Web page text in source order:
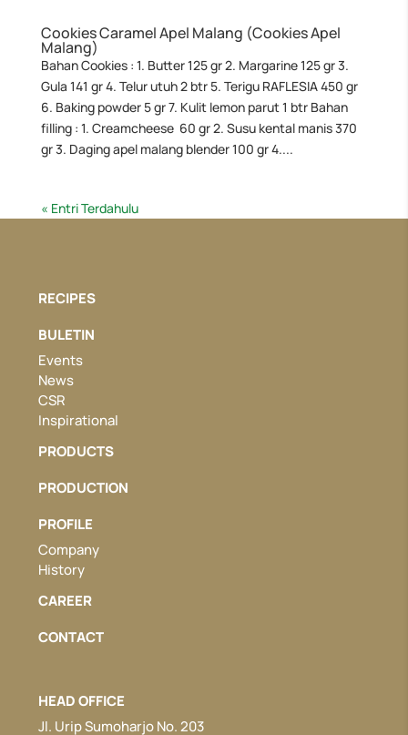
Cookies Caramel Apel Malang (Cookies Apel
Malang)
Bahan Cookies : 1. Butter 125 gr 2. Margarine 125 gr 3.
Gula 141 gr 4. Telur utuh 2 btr 5. Terigu RAFLESIA 450 gr
6. Baking powder 5 gr 7. Kulit lemon parut 1 btr Bahan
filling : 1. Creamcheese 60 gr 2. Susu kental manis 370
gr 3. Daging apel malang blender 100 gr 4....
« Entri Terdahulu
RECIPES
BULETIN
Events
News
CSR
Inspirational
PRODUCTS
PRODUCTION
PROFILE
Company
History
CAREER
CONTACT
HEAD OFFICE
Jl. Urip Sumoharjo No. 203